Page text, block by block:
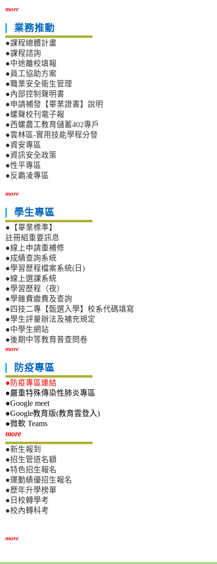
more
業務推動
●課程總體計畫
●課程諮詢
●中途離校填報
●員工協助方案
●職業安全衛生管理
●內部控制聲明書
●申請補發【畢業證書】說明
●螺聲校刊電子報
●西螺農工教育儲蓄402專戶
●雲林區-實用技能學程分發
●資安專區
●資訊安全政策
●性平專區
●反霸凌專區
more
學生專區
●【畢業標準】
註冊組重要訊息
●線上申請重補修
●成績查詢系統
●學習歷程檔案系統(日)
●線上選課系統
●學習歷程（夜）
●學雜費繳費及查詢
●四技二專【甄選入學】校系代碼填寫
●學生評量辦法及補充規定
●中學生網站
●後期中等教育普查問卷
more
防疫專區
●防疫專區連結
●嚴重特殊傳染性肺炎專區
●Google meet
●Google教育版(教育雲登入)
●微軟 Teams
more新生專區
●新生報到
●招生管道名額
●特色招生報名
●運動績優招生報名
●歷年升學榜單
●日校轉學考
●校內轉科考
more